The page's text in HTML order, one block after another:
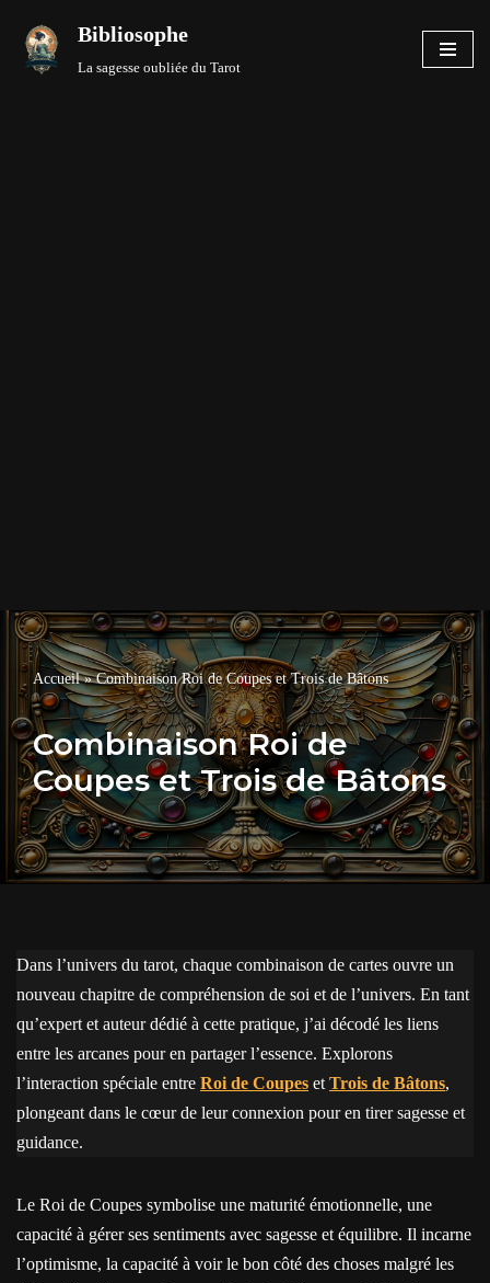
Aller
Bibliosophe
La sagesse oubliée du Tarot
Accueil»Combinaison Roi de Coupes et Trois de Bâtons
Combinaison Roi de
Coupes et Trois de Bâtons
Dans l’univers du tarot, chaque combinaison de cartes ouvre un
nouveau chapitre de compréhension de soi et de l’univers. En tant
qu’expert et auteur dédié à cette pratique, j’ai décodé les liens
entre les arcanes pour en partager l’essence. Explorons
l’interaction spéciale entre Roi de Coupes et Trois de Bâtons,
plongeant dans le cœur de leur connexion pour en tirer sagesse et
guidance.
Le Roi de Coupes symbolise une maturité émotionnelle, une
capacité à gérer ses sentiments avec sagesse et équilibre. Il incarne
l’optimisme, la capacité à voir le bon côté des choses malgré les